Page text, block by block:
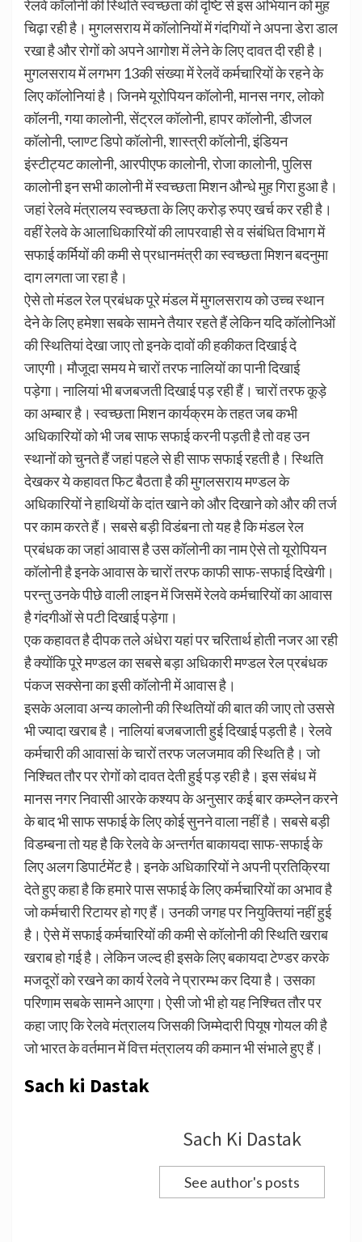
रेलवे कॉलोनी की स्थिति स्वच्छता की दृष्टि से इस अभियान को मुह
चिढ़ा रही है। मुगलसराय में कॉलोनियों में गंदगियों ने अपना डेरा डाल
रखा है और रोगों को अपने आगोश में लेने के लिए दावत दी रही है।
मुगलसराय में लगभग 13की संख्या में रेलवें कर्मचारियों के रहने के
लिए कॉलोनियां है। जिनमे यूरोपियन कॉलोनी, मानस नगर, लोको
कॉलनी, गया कालोनी, सेंट्रल कॉलोनी, हापर कॉलोनी, डीजल
कॉलोनी, प्लाण्ट डिपो कॉलोनी, शास्त्री कॉलोनी, इंडियन
इंस्टीट्यट कालोनी, आरपीएफ कालोनी, रोजा कालोनी, पुलिस
कालोनी इन सभी कालोनी में स्वच्छता मिशन औन्धे मुह गिरा हुआ है।
जहां रेलवे मंत्रालय स्वच्छता के लिए करोड़ रुपए खर्च कर रही है।
वहीं रेलवे के आलाधिकारियों की लापरवाही से व संबंधित विभाग में
सफाई कर्मियों की कमी से प्रधानमंत्री का स्वच्छता मिशन बदनुमा
दाग लगता जा रहा है।
ऐसे तो मंडल रेल प्रबंधक पूरे मंडल में मुगलसराय को उच्च स्थान
देने के लिए हमेशा सबके सामने तैयार रहते हैं लेकिन यदि कॉलोनिओं
की स्थितियां देखा जाए तो इनके दावों की हकीकत दिखाई दे
जाएगी। मौजूदा समय मे चारों तरफ नालियों का पानी दिखाई
पड़ेगा। नालियां भी बजबजती दिखाई पड़ रही हैं। चारों तरफ कूड़े
का अम्बार है। स्वच्छता मिशन कार्यक्रम के तहत जब कभी
अधिकारियों को भी जब साफ सफाई करनी पड़ती है तो वह उन
स्थानों को चुनते हैं जहां पहले से ही साफ सफाई रहती है। स्थिति
देखकर ये कहावत फिट बैठता है की मुगलसराय मण्डल के
अधिकारियों ने हाथियों के दांत खाने को और दिखाने को और की तर्ज
पर काम करते हैं। सबसे बड़ी विडंबना तो यह है कि मंडल रेल
प्रबंधक का जहां आवास है उस कॉलोनी का नाम ऐसे तो यूरोपियन
कॉलोनी है इनके आवास के चारों तरफ काफी साफ-सफाई दिखेगी।
परन्तु उनके पीछे वाली लाइन में जिसमें रेलवे कर्मचारियों का आवास
है गंदगीओं से पटी दिखाई पड़ेगा।
एक कहावत है दीपक तले अंधेरा यहां पर चरितार्थ होती नजर आ रही
है क्योंकि पूरे मण्डल का सबसे बड़ा अधिकारी मण्डल रेल प्रबंधक
पंकज सक्सेना का इसी कॉलोनी में आवास है।
इसके अलावा अन्य कालोनी की स्थितियों की बात की जाए तो उससे
भी ज्यादा खराब है। नालियां बजबजाती हुई दिखाई पड़ती है। रेलवे
कर्मचारी की आवासां के चारों तरफ जलजमाव की स्थिति है। जो
निश्चित तौर पर रोगों को दावत देती हुई पड़ रही है। इस संबंध में
मानस नगर निवासी आरके कश्यप के अनुसार कई बार कम्प्लेन करने
के बाद भी साफ सफाई के लिए कोई सुनने वाला नहीं है। सबसे बड़ी
विडम्बना तो यह है कि रेलवे के अन्तर्गत बाकायदा साफ-सफाई के
लिए अलग डिपार्टमेंट है। इनके अधिकारियों ने अपनी प्रतिक्रिया
देते हुए कहा है कि हमारे पास सफाई के लिए कर्मचारियों का अभाव है
जो कर्मचारी रिटायर हो गए हैं। उनकी जगह पर नियुक्तियां नहीं हुई
है। ऐसे में सफाई कर्मचारियों की कमी से कॉलोनी की स्थिति खराब
खराब हो गई है। लेकिन जल्द ही इसके लिए बकायदा टेण्डर करके
मजदूरों को रखने का कार्य रेलवे ने प्रारम्भ कर दिया है। उसका
परिणाम सबके सामने आएगा। ऐसी जो भी हो यह निश्चित तौर पर
कहा जाए कि रेलवे मंत्रालय जिसकी जिम्मेदारी पियूष गोयल की है
जो भारत के वर्तमान में वित्त मंत्रालय की कमान भी संभाले हुए हैं।
Sach ki Dastak
Sach Ki Dastak
See author's posts